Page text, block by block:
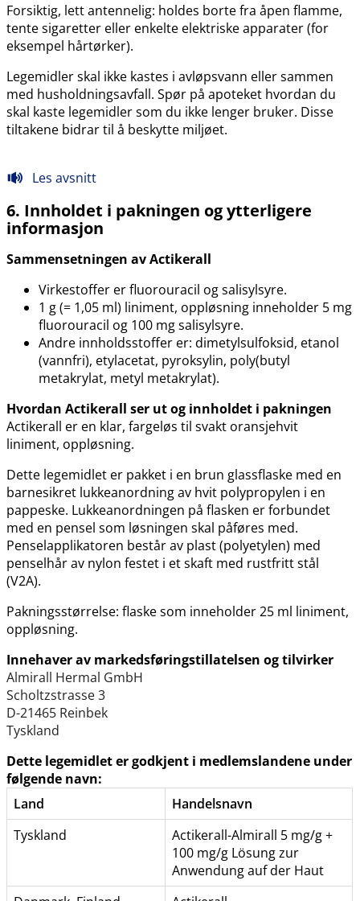
Forsiktig, lett antennelig: holdes borte fra åpen flamme,
tente sigaretter eller enkelte elektriske apparater (for
eksempel hårtørker).
Legemidler skal ikke kastes i avløpsvann eller sammen
med husholdningsavfall. Spør på apoteket hvordan du
skal kaste legemidler som du ikke lenger bruker. Disse
tiltakene bidrar til å beskytte miljøet.
Les avsnitt
6. Innholdet i pakningen og ytterligere
informasjon
Sammensetningen av Actikerall
Virkestoffer er fluorouracil og salisylsyre.
1 g (= 1,05 ml) liniment, oppløsning inneholder 5 mg
fluorouracil og 100 mg salisylsyre.
Andre innholdsstoffer er: dimetylsulfoksid, etanol
(vannfri), etylacetat, pyroksylin, poly(butyl
metakrylat, metyl metakrylat).
Hvordan Actikerall ser ut og innholdet i pakningen
Actikerall er en klar, fargeløs til svakt oransjehvit
liniment, oppløsning.
Dette legemidlet er pakket i en brun glassflaske med en
barnesikret lukkeanordning av hvit polypropylen i en
pappeske. Lukkeanordningen på flasken er forbundet
med en pensel som løsningen skal påføres med.
Penselapplikatoren består av plast (polyetylen) med
penselhår av nylon festet i et skaft med rustfritt stål
(V2A).
Pakningsstørrelse: flaske som inneholder 25 ml liniment,
oppløsning.
Innehaver av markedsføringstillatelsen og tilvirker
Almirall Hermal GmbH
Scholtzstrasse 3
D-21465 Reinbek
Tyskland
Dette legemidlet er godkjent i medlemslandene under
følgende navn:
Land
Handelsnavn
Tyskland
Actikerall-Almirall 5 mg/g +
100 mg/g Lösung zur
Anwendung auf der Haut